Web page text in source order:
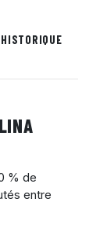
% de
entre